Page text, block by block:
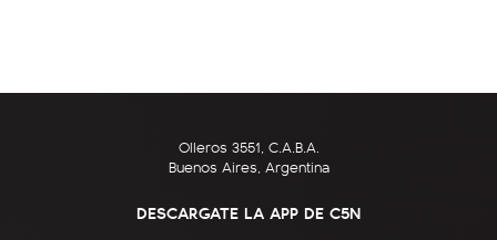
Olleros 3551, C.A.B.A.
Buenos Aires, Argentina
DESCARGATE LA APP DE C5N